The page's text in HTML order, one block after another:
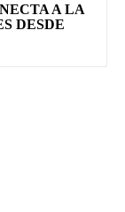
A LA
DESDE